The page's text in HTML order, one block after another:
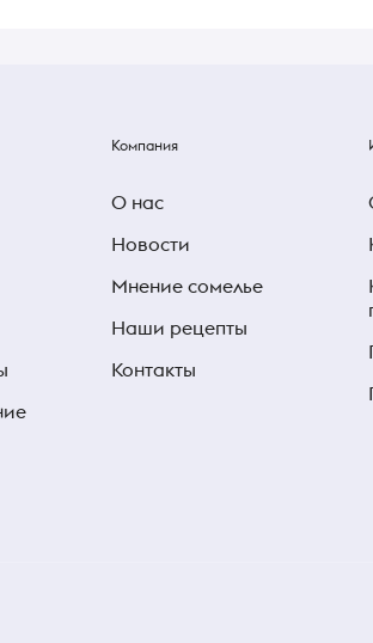
Компания
О нас
Новости
Мнение сомелье
Наши рецепты
Контакты